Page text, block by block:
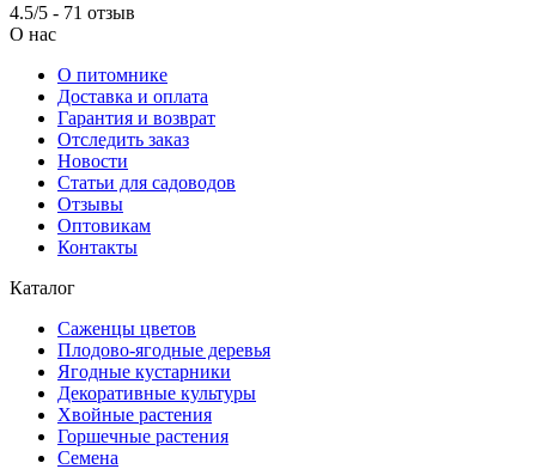
4.5/5 - 71 отзыв
О нас
О питомнике
Доставка и оплата
Гарантия и возврат
Отследить заказ
Новости
Статьи для садоводов
Отзывы
Оптовикам
Контакты
Каталог
Саженцы цветов
Плодово-ягодные деревья
Ягодные кустарники
Декоративные культуры
Хвойные растения
Горшечные растения
Семена